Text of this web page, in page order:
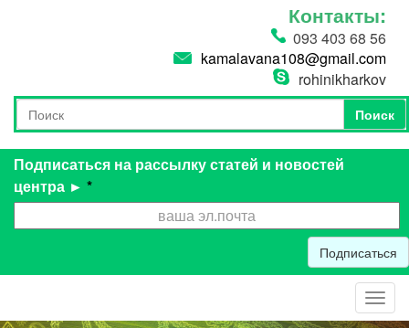
Контакты:
093 403 68 56
kamalavana108@gmail.com
rohinikharkov
Форма поиска
Поиск
Поиск
Подписаться на рассылку статей и новостей
центра ► *
Подписаться